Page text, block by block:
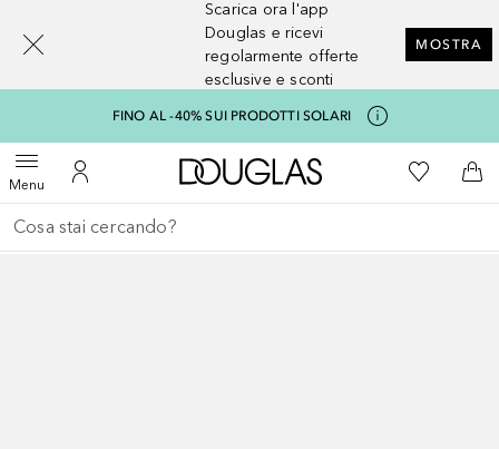
Scarica ora l'app
Douglas e ricevi
regolarmente offerte
esclusive e sconti
MOSTRA
FINO AL -40% SUI PRODOTTI SOLARI
MenuApri menuAl Mio Account
A Douglas HomeAlla Mia
Al
Torna indietro
Esegui ricerca
[navigation.slideout.screenreader]